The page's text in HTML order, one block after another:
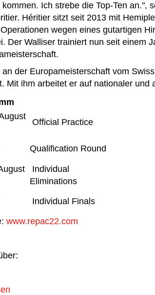
Ich strebe die Top-Ten an.",
Héritier sitzt seit 2013 mit
wegen eines gutartigen
Der Walliser trainiert nun seit einem
der Europameisterschaft vom
Mit ihm arbeitet er auf nationaler und
Official Practice
Qualification Round
Individual
Eliminations
Individual Finals
www.repac22.com